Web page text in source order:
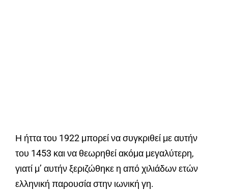
Η ήττα του 1922 μπορεί να συγκριθεί με αυτήν
του 1453 και να θεωρηθεί ακόμα μεγαλύτερη,
γιατί μ’ αυτήν ξεριζώθηκε η από χιλιάδων ετών
ελληνική παρουσία στην ιωνική γη.